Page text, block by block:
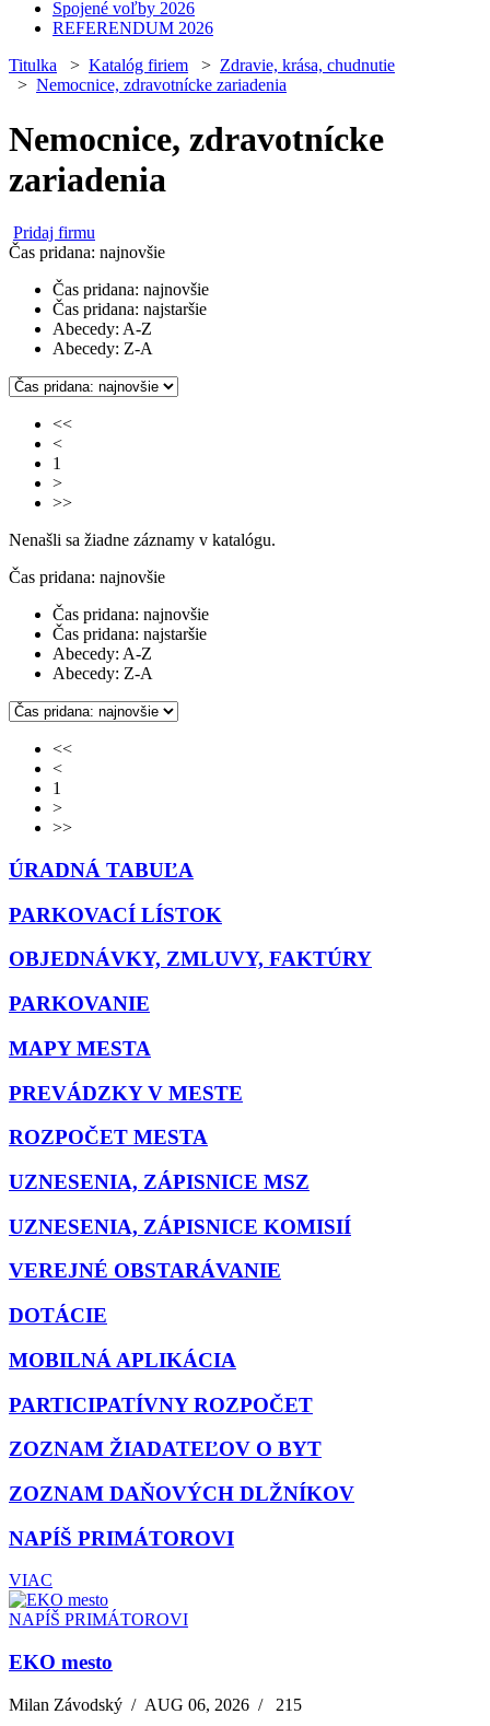
Spojené voľby 2026
REFERENDUM 2026
Titulka > Katalóg firiem > Zdravie, krása, chudnutie
> Nemocnice, zdravotnícke zariadenia
Nemocnice, zdravotnícke
zariadenia
Pridaj firmu
Čas pridana: najnovšie
Čas pridana: najnovšie
Čas pridana: najstaršie
Abecedy: A-Z
Abecedy: Z-A
<<
<
1
>
>>
Nenašli sa žiadne záznamy v katalógu.
Čas pridana: najnovšie
Čas pridana: najnovšie
Čas pridana: najstaršie
Abecedy: A-Z
Abecedy: Z-A
<<
<
1
>
>>
ÚRADNÁ TABUĽA
PARKOVACÍ LÍSTOK
OBJEDNÁVKY, ZMLUVY, FAKTÚRY
PARKOVANIE
MAPY MESTA
PREVÁDZKY V MESTE
ROZPOČET MESTA
UZNESENIA, ZÁPISNICE MSZ
UZNESENIA, ZÁPISNICE KOMISIÍ
VEREJNÉ OBSTARÁVANIE
DOTÁCIE
MOBILNÁ APLIKÁCIA
PARTICIPATÍVNY ROZPOČET
ZOZNAM ŽIADATEĽOV O BYT
ZOZNAM DAŇOVÝCH DLŽNÍKOV
NAPÍŠ PRIMÁTOROVI
VIAC
NAPÍŠ PRIMÁTOROVI
EKO mesto
Milan Závodský /AUG 06, 2026 / 215